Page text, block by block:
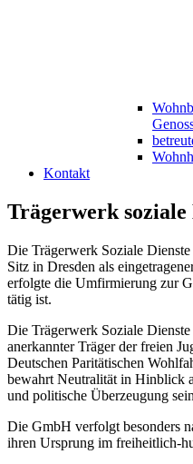
Kontakt
Trägerwerk soziale
Die Trägerwerk Soziale
Sitz in Dresden als
erfolgte die Umfirmierung zur
tätig ist.
Die Trägerwerk Soziale
anerkannter Träger der freien
Deutschen Paritätischen
bewahrt Neutralität in Hinblick
und politische Überzeugung
Die GmbH verfolgt besonders
ihren Ursprung im freiheitlich-